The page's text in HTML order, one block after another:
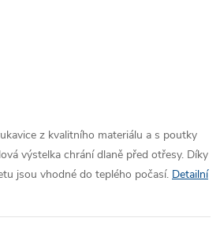
z kvalitního materiálu a s poutky
výstelka chrání dlaně před otřesy. Díky
jsou vhodné do teplého počasí. Detailní